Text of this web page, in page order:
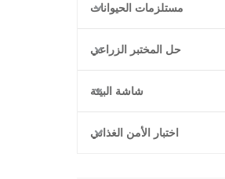
مستلزمات الحيوانات
حل المختبر الزراعي
شاشة البيئة
اختبار الأمن الغذائي